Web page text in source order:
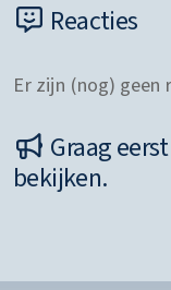
Reacties
Er zijn (nog)
Graag
bekijken.